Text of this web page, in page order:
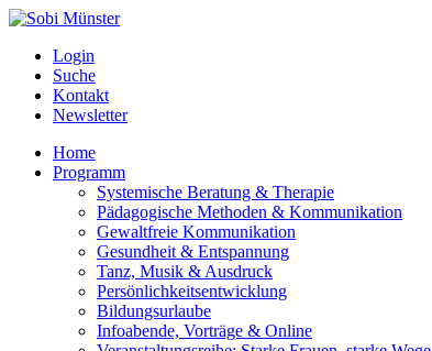
Login
Suche
Kontakt
Newsletter
Home
Programm
Systemische Beratung & Therapie
Pädagogische Methoden & Kommunikation
Gewaltfreie Kommunikation
Gesundheit & Entspannung
Tanz, Musik & Ausdruck
Persönlichkeitsentwicklung
Bildungsurlaube
Infoabende, Vorträge & Online